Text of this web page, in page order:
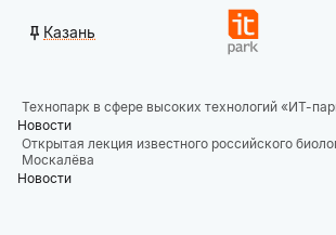
Казань
Технопарк в сфере высоких технологий «ИТ-
Новости
Открытая лекция известного российского
Москалёва
Новости